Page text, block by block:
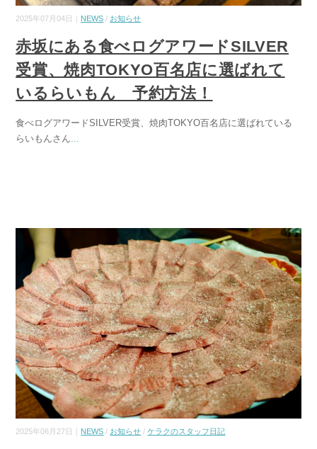
2025年07月04日｜ NEWS / お知らせ
赤坂にある食べログアワードSILVER
受賞、焼肉TOKYO百名店に選ばれて
いるらいもん 予約方法！
食べログアワードSILVER受賞、焼肉TOKYO百名店に選ばれている
らいもんさん...
2025年06月27日｜ NEWS / お知らせ /ケラクのスタッフ日記